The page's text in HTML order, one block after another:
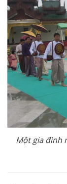
Một gia đình